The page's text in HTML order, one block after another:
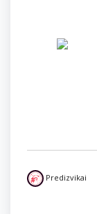
Predizvikai